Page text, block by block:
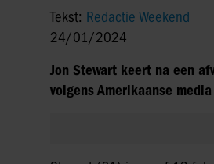
Tekst: Redactie Weekend
24/01/2024
Jon Stewart keert na een
volgens Amerikaanse